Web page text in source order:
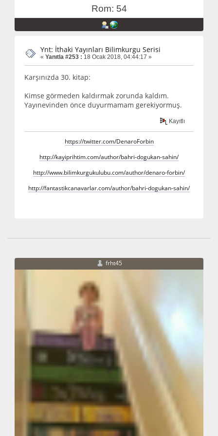
Rom: 54
Ynt: İthaki Yayınları Bilimkurgu Serisi
« Yanıtla #253 : 18 Ocak 2018, 04:44:17 »
Karşınızda 30. kitap:
Kimse görmeden kaldırmak zorunda kaldım.
Yayınevinden önce duyurmamam gerekiyormuş.
Kayıtlı
https://twitter.com/DenaroForbin
http://kayiprihtim.com/author/bahri-dogukan-sahin/
http://www.bilimkurgukulubu.com/author/denaro-forbin/
http://fantastikcanavarlar.com/author/bahri-dogukan-sahin/
frht45